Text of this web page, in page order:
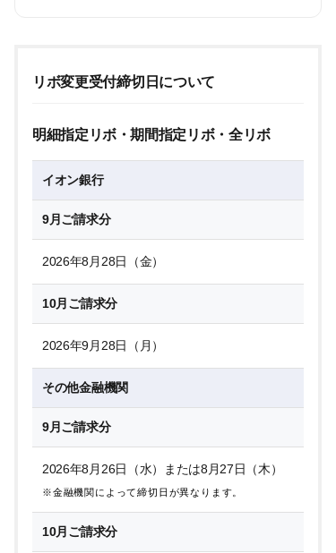
リボ変更受付締切日について
明細指定リボ・期間指定リボ・全リボ
イオン銀行
9月ご請求分
2026年8月28日（金）
10月ご請求分
2026年9月28日（月）
その他金融機関
9月ご請求分
2026年8月26日（水）または8月27日（木）
※金融機関によって締切日が異なります。
10月ご請求分